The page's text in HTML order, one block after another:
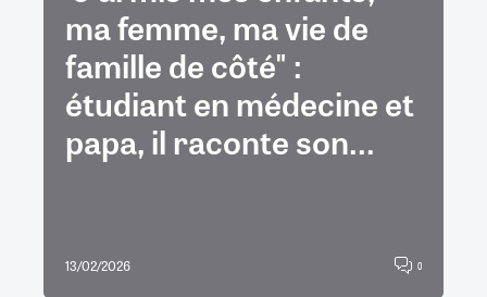
ma femme, ma vie de
famille de côté" :
étudiant en médecine et
papa, il raconte son...
13/02/2026 0